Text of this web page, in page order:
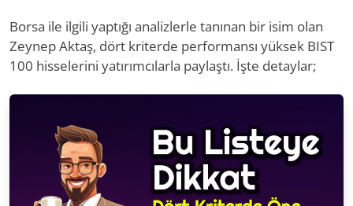
Borsa ile ilgili yaptığı analizlerle tanınan bir isim olan
Zeynep Aktaş, dört kriterde performansı yüksek BIST
100 hisselerini yatırımcılarla paylaştı. İşte detaylar;